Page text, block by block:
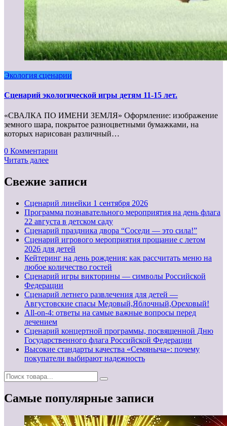
Экология сценарии
Сценарий экологической игры детям 11-15 лет.
«СВАЛКА ПО ИМЕНИ ЗЕМЛЯ» Оформление: изображение
земного шара, покрытое разноцветными бумажками, на
которых нарисован различный…
0 Комментарии
Читать далее
Свежие записи
Cценарий линейки 1 сентября 2026
Программа познавательного мероприятия на день флага
22 августа в детском саду
Сценарий праздника двора “Соседи — это сила!”
Сценарий игрового мероприятия прощание с летом
2026 для детей
Кейтеринг на день рождения: как рассчитать меню на
любое количество гостей
Сценарий игры викторины — символы Российской
Федерации
Сценарий летнего развлечения для детей —
Августовские спасы Медовый,Яблочный,Ореховый!
All-on-4: ответы на самые важные вопросы перед
лечением
Сценарий концертной программы, посвященной Дню
Государственного флага Российской Федерации
Высокие стандарты качества «Семяныча»: почему
покупатели выбирают надежность
Самые популярные записи